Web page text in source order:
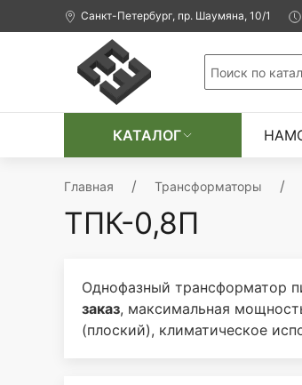
Санкт-Петербург, пр. Шаумяна, 10/1
КАТАЛОГ
Главная Трансформаторы
ТПК-0,8П
Однофазный трансформатор
заказ, максимальная
(плоский), климатическое